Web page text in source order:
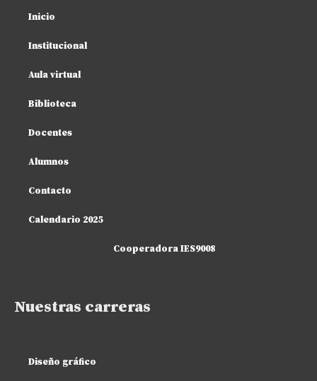
Inicio
Institucional
Aula virtual
Biblioteca
Docentes
Alumnos
Contacto
Calendario 2025
Cooperadora IES9008
Nuestras carreras
Diseño gráfico